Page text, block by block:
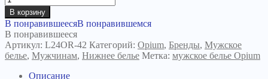
товара
Трусы
боксеры
Opium
R-
42
темно-
В корзину
В понравившеесяВ понравившемся
В понравившееся
Артикул: L24OR-42 Категорий: Opium, Бренды, Мужское
белье, Мужчинам, Нижнее белье Метка: мужское белье Opium
Описание